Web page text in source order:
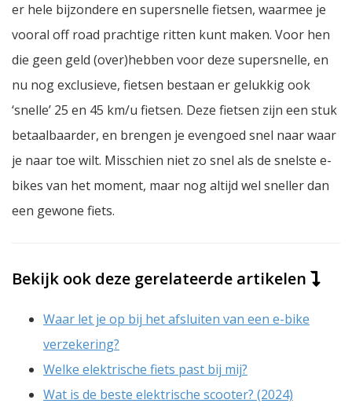
er hele bijzondere en supersnelle fietsen, waarmee je
vooral off road prachtige ritten kunt maken. Voor hen
die geen geld (over)hebben voor deze supersnelle, en
nu nog exclusieve, fietsen bestaan er gelukkig ook
‘snelle’ 25 en 45 km/u fietsen. Deze fietsen zijn een stuk
betaalbaarder, en brengen je evengoed snel naar waar
je naar toe wilt. Misschien niet zo snel als de snelste e-
bikes van het moment, maar nog altijd wel sneller dan
een gewone fiets.
Bekijk ook deze gerelateerde artikelen
Waar let je op bij het afsluiten van een e-bike
verzekering?
Welke elektrische fiets past bij mij?
Wat is de beste elektrische scooter? (2024)